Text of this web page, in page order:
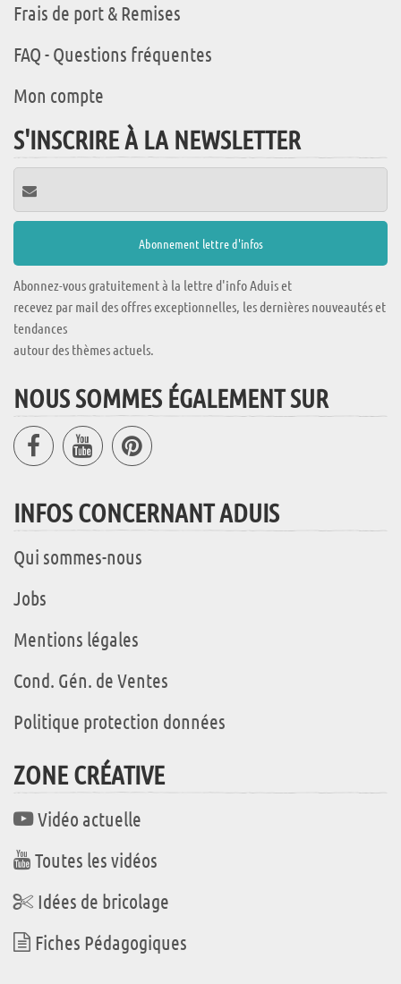
Frais de port & Remises
FAQ - Questions fréquentes
Mon compte
S'INSCRIRE À LA NEWSLETTER
Abonnez-vous gratuitement à la lettre d'info Aduis et
recevez par mail des offres exceptionnelles, les dernières nouveautés et
tendances
autour des thèmes actuels.
NOUS SOMMES ÉGALEMENT SUR
INFOS CONCERNANT ADUIS
Qui sommes-nous
Jobs
Mentions légales
Cond. Gén. de Ventes
Politique protection données
ZONE CRÉATIVE
Vidéo actuelle
Toutes les vidéos
Idées de bricolage
Fiches Pédagogiques